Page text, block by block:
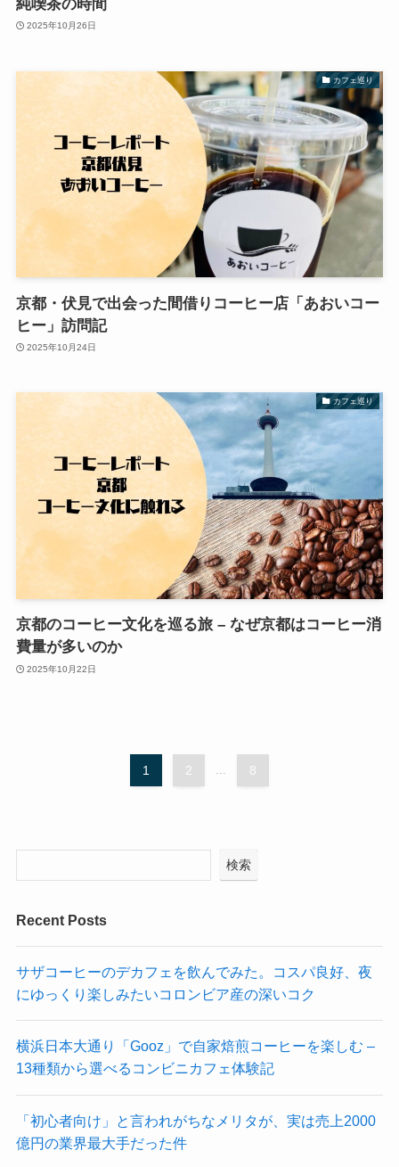
純喫茶の時間
2025年10月26日
カフェ巡り
京都・伏見で出会った間借りコーヒー店「あおいコー
ヒー」訪問記
2025年10月24日
カフェ巡り
京都のコーヒー文化を巡る旅 – なぜ京都はコーヒー消
費量が多いのか
2025年10月22日
1 2 ... 8
検索
Recent Posts
サザコーヒーのデカフェを飲んでみた。コスパ良好、夜
にゆっくり楽しみたいコロンビア産の深いコク
横浜日本大通り「Gooz」で自家焙煎コーヒーを楽しむ –
13種類から選べるコンビニカフェ体験記
「初心者向け」と言われがちなメリタが、実は売上2000
億円の業界最大手だった件